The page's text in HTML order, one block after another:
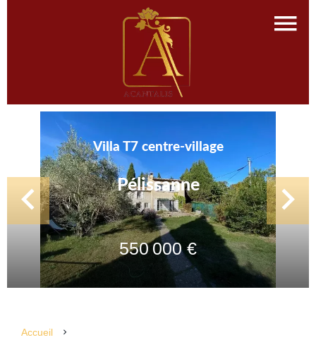
Villa T7 centre-village
Pélissanne
550 000 €
Accueil